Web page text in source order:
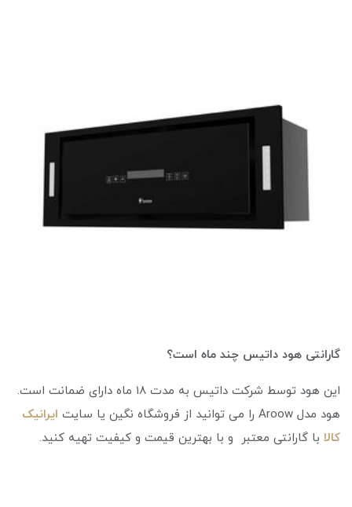
گارانتی هود داتیس چند ماه است؟
این هود توسط شرکت داتیس به مدت ۱۸ ماه دارای ضمانت است.
هود مدل Aroow را می توانید از فروشگاه نگین یا سایت
ایرانیک
کالا با گارانتی معتبر و با بهترین قیمت و کیفیت تهیه کنید.